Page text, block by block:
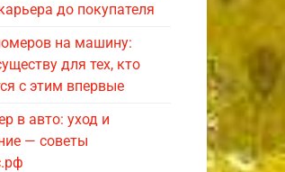
до покупателя
на машину:
для тех, кто
с этим впервые
в авто: уход и
— советы